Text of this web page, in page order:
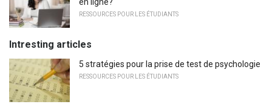
RESSOURCES POUR LES ÉTUDIANTS
Intresting articles
5 stratégies pour la prise de test de psychologie
RESSOURCES POUR LES ÉTUDIANTS